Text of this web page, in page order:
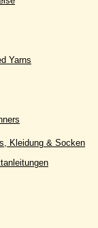
Yarns
Kleidung & Socken